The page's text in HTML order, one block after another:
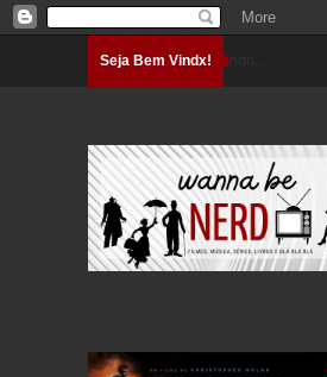
Seja Bem Vindx!Carregando...